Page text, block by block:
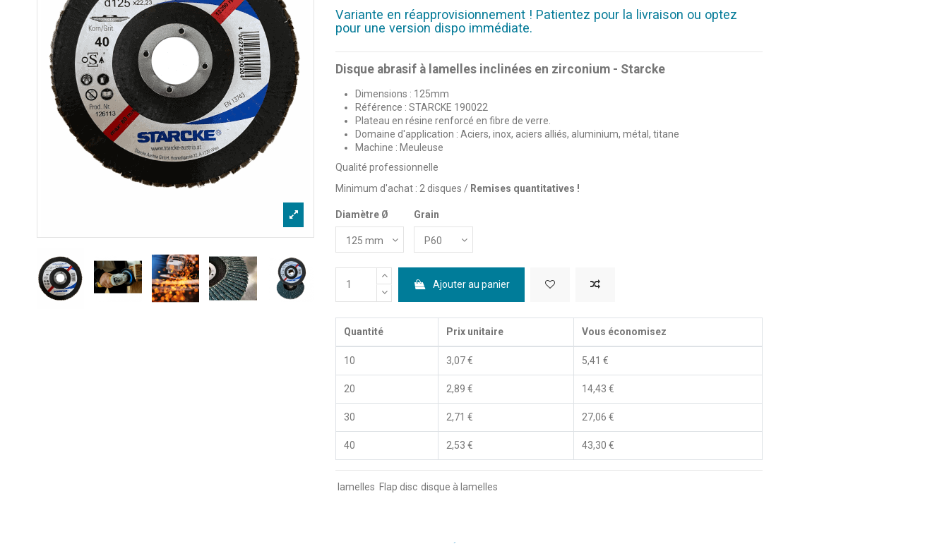
Variante en réapprovisionnement ! Patientez pour la livraison ou optez
pour une version dispo immédiate.
Disque abrasif à lamelles inclinées en zirconium - Starcke
Dimensions : 125mm
Référence : STARCKE 190022
Plateau en résine renforcé en fibre de verre.
Domaine d'application : Aciers, inox, aciers alliés, aluminium, métal, titane
Machine : Meuleuse
Qualité professionnelle
Minimum d'achat : 2 disques / Remises quantitatives !
Diamètre Ø Grain
Ajouter au panier
Quantité Prix unitaire Vous économisez
10 3,07 € 5,41 €
20 2,89 € 14,43 €
30 2,71 € 27,06 €
40 2,53 € 43,30 €
lamelles Flap disc disque à lamelles